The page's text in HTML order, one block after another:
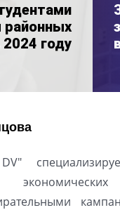
районных
году
экономических